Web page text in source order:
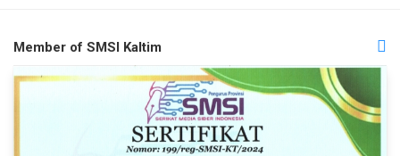
Member of SMSI Kaltim